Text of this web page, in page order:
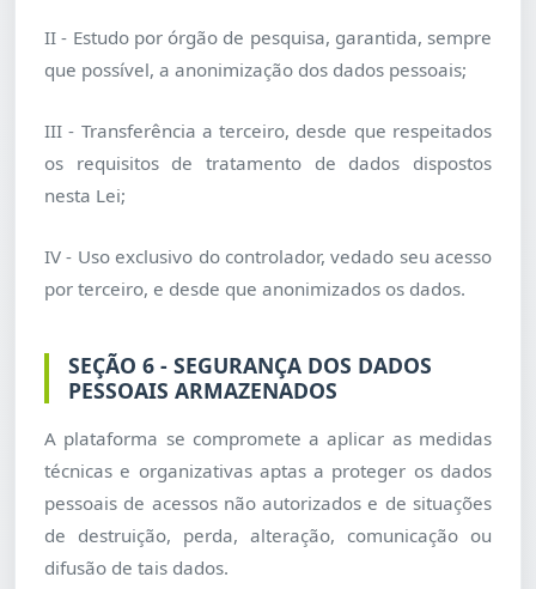
II - Estudo por órgão de pesquisa, garantida, sempre
que possível, a anonimização dos dados pessoais;
III - Transferência a terceiro, desde que respeitados
os requisitos de tratamento de dados dispostos
nesta Lei;
IV - Uso exclusivo do controlador, vedado seu acesso
por terceiro, e desde que anonimizados os dados.
SEÇÃO 6 - SEGURANÇA DOS DADOS
PESSOAIS ARMAZENADOS
A plataforma se compromete a aplicar as medidas
técnicas e organizativas aptas a proteger os dados
pessoais de acessos não autorizados e de situações
de destruição, perda, alteração, comunicação ou
difusão de tais dados.